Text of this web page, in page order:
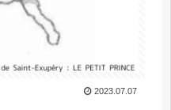
2023.07.07